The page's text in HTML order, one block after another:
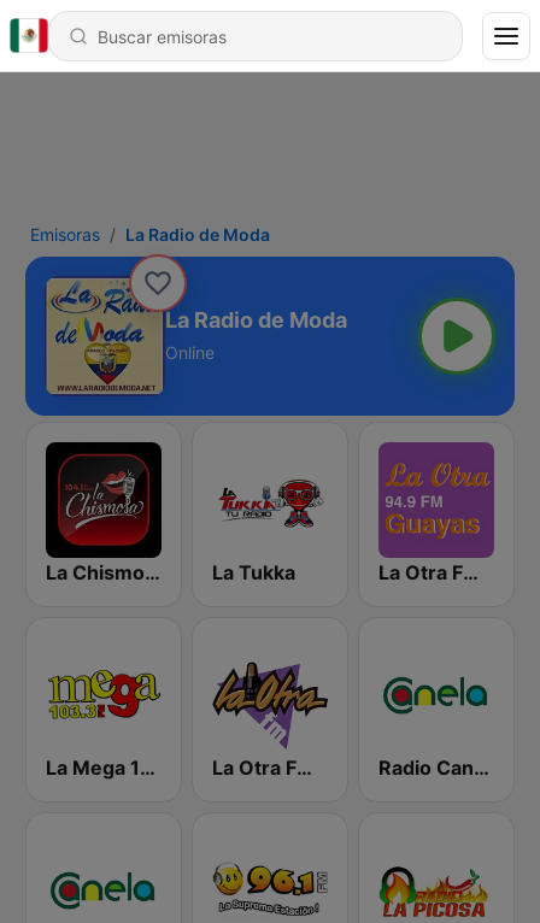
Emisoras La Radio de Moda
La Radio de Moda
Online
La Chismosa 104.1 La Tukka La Otra FM - Guayaquil
La Mega 103.3 FM La Otra FM - Quito Radio Canela Azuay